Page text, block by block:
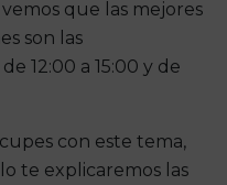
que las mejores
son las
12:00 a 15:00 y de
con este tema,
te explicaremos las